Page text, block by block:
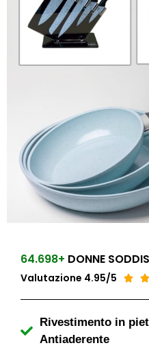
64.698+ DONNE
Valutazione 4.95/5  
Rivestimento in
Antiaderente